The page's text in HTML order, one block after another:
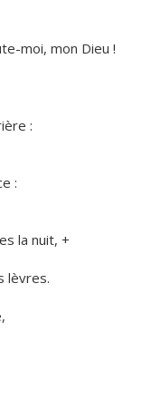
moi, mon Dieu !
:
:
la nuit, +
lèvres.